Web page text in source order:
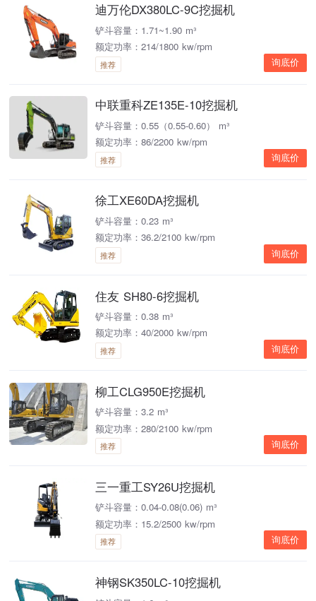
迪万伦DX380LC-9C挖掘机
铲斗容量：1.71~1.90 m³
额定功率：214/1800 kw/rpm
推荐 询底价
中联重科ZE135E-10挖掘机
铲斗容量：0.55（0.55-0.60） m³
额定功率：86/2200 kw/rpm
推荐 询底价
徐工XE60DA挖掘机
铲斗容量：0.23 m³
额定功率：36.2/2100 kw/rpm
推荐 询底价
住友 SH80-6挖掘机
铲斗容量：0.38 m³
额定功率：40/2000 kw/rpm
推荐 询底价
柳工CLG950E挖掘机
铲斗容量：3.2 m³
额定功率：280/2100 kw/rpm
推荐 询底价
三一重工SY26U挖掘机
铲斗容量：0.04-0.08(0.06) m³
额定功率：15.2/2500 kw/rpm
推荐 询底价
神钢SK350LC-10挖掘机